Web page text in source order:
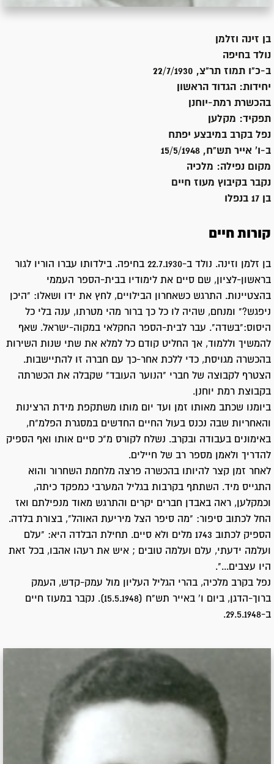
בן זינה וזלמן
נולד בחיפה
ב-כ"ו תמוז תר"צ, 22/7/1930
יחידות: הגדוד הראשון
בהכשרת רמת-יוחנן
תפקיד: מקלען
נפל בקרב במיבצע יפתח
ב-ו' אייר תש"ח, 15/5/1948
מקום נפילה: מלכיה
נקבר בקיבוץ מעוז חיים
בן 17 בנפלו
קורות חיים
בן זלמן וזינה. נולד ב-22.7.1930 בחיפה. בילדותו עברו הוריו לגור
בראשון-לציון, שם סיים את לימודיו בבית-הספר העממי
בהצטיינות. התרגש כשאחרון הבילויים, לחץ את ידו ושאלו: "היכן
ניפגש?" ומנחם, שהיה לו כל כך ברור מהי מטרתו, ענה בלי כל
היסוס:"בשדה". עבר לבית-הספר החקלאי במקוה-ישראל. שאף
להמשיך וללמוד, אך החליט קודם כל למלא את שתי שנות השירות
בהכשרה מגויסת, כדי ללכת אחר-כך עם חברה זו להתיישבות.
הצטרף לקבוצה של חברי "הנוער העובד" שקבלה את הכשרתה
בקבוצת רמת יוחנן.
ביומנו שכתב מאותו זמן ועד יום מותו משתקפת מידת הרצינות
והאחריות שבה נכנס בעול החיים החדשים במסגרת הפלמ"ח,
באימונים בעבודה ובקרב. נשלח לקורס מ"כ סיים אותו ואף הספיק
להדריך ולאמן מספר רב של חיילים.
לאחר זמן קצר להיותו בהכשרה פרצה מלחמת השחרור והוא
התגייס מיד. השתתף בקרבות בגליל המערבי כמפקד כיתה,
וכמקלען, ראה באבדן חברים יקרים והתרגש מאוד מנפילתם ואז
החל לכתוב סיפור: "מה סיפר הצל מיריעת האוהל", בצורת בלדה.
הספיק לכתוב 1743 מלים ולא סיים. תחילת הבלדה היא: "עלם
ועלמה ידעתי, עלם ועלמה טובים ; איש את רעהו אהבו, בכל זאת
היו עצבים...".
נפל בקרב מלכיה, בהרי הגליל העליון מול עמק-קדש, העמק
ברוך-הדגן, ביום ו' באייר תש"ח (15.5.1948). נקבר במעוז חיים
ב-29.5.1948.